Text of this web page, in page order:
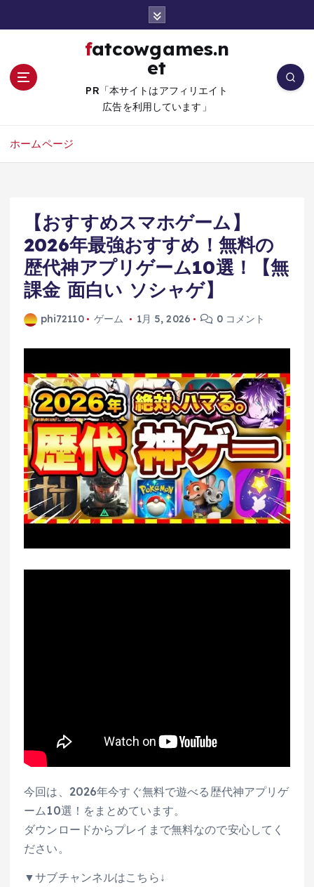
fatcowgames.n
et
PR「本サイトはアフィリエイト
広告を利用しています」
ホームページ
【おすすめスマホゲーム】
2026年最強おすすめ！無料の
歴代神アプリゲーム10選！【無
課金 面白い ソシャゲ】
phi72110 ゲーム 1月 5, 2026 0 コメント
今回は、2026年今すぐ無料で遊べる歴代神アプリゲ
ーム10選！をまとめています。
ダウンロードからプレイまで無料なので安心してく
ださい。
▼サブチャンネルはこちら↓